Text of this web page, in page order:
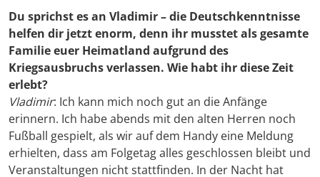
Du sprichst es an Vladimir – die Deutschkenntnisse
helfen dir jetzt enorm, denn ihr musstet als gesamte
Familie euer Heimatland aufgrund des
Kriegsausbruchs verlassen. Wie habt ihr diese Zeit
erlebt?
Vladimir: Ich kann mich noch gut an die Anfänge
erinnern. Ich habe abends mit den alten Herren noch
Fußball gespielt, als wir auf dem Handy eine Meldung
erhielten, dass am Folgetag alles geschlossen bleibt und
Veranstaltungen nicht stattfinden. In der Nacht hat